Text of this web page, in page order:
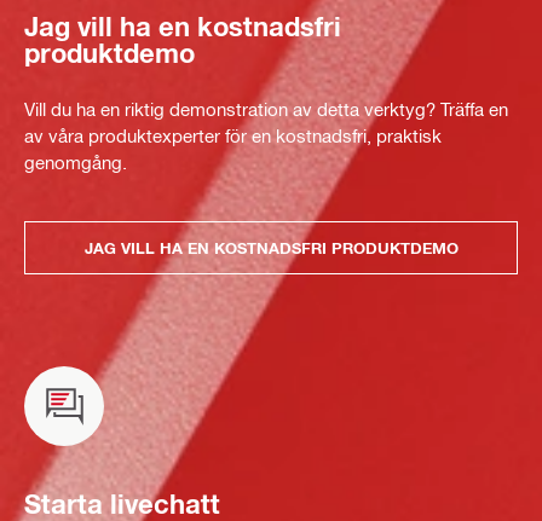
Jag vill ha en kostnadsfri
produktdemo
Vill du ha en riktig demonstration av detta verktyg? Träffa en
av våra produktexperter för en kostnadsfri, praktisk
genomgång.
JAG VILL HA EN KOSTNADSFRI PRODUKTDEMO
Starta livechatt